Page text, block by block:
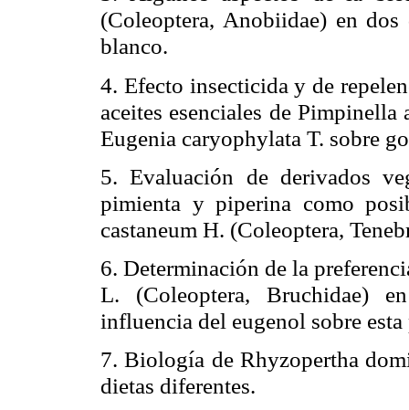
(Coleoptera, Anobiidae) en
blanco.
4. Efecto insecticida y de
aceites esenciales de
Eugenia caryophylata T. sobre
5. Evaluación de derivados
pimienta y piperina como
castaneum H. (Coleoptera,
6. Determinación de la
L. (Coleoptera, Bruchidae)
influencia del eugenol sobre esta
7. Biología de Rhyzopertha
dietas diferentes.